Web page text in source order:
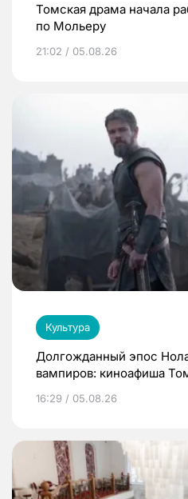
Томская драма начала
по Мольеру
21:02 / 05.08.26
Культура
Долгожданный эпос
вампиров: киноафиша
16:29 / 05.08.26